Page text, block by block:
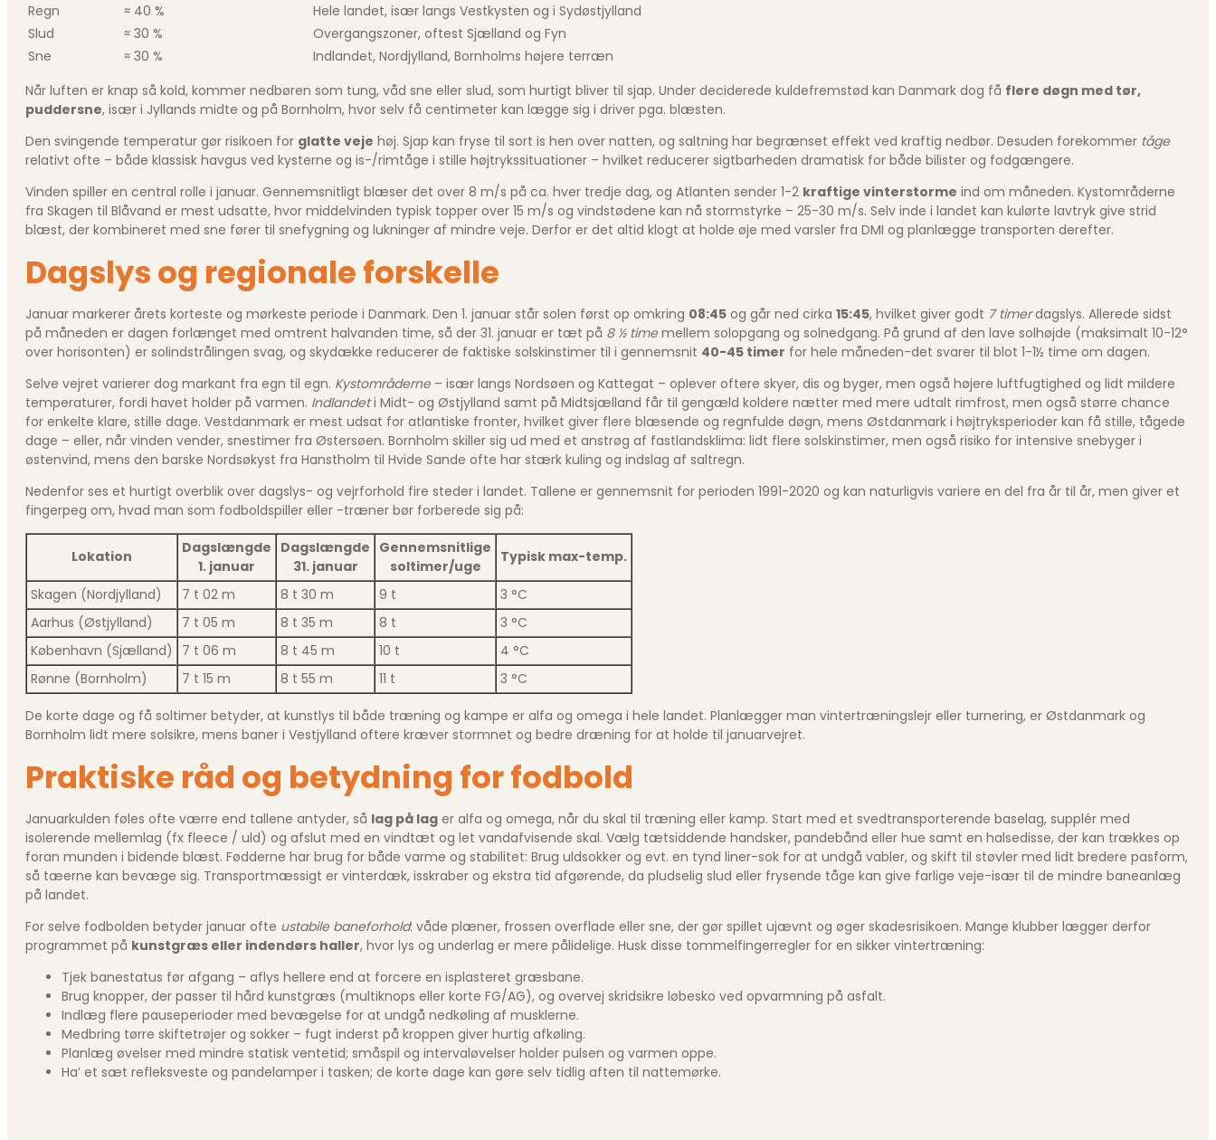
Regn
≈ 40 %
Hele landet, især langs Vestkysten og i Sydøstjylland
Slud
≈ 30 %
Overgangszoner, oftest Sjælland og Fyn
Sne
≈ 30 %
Indlandet, Nordjylland, Bornholms højere terræn
Når luften er knap så kold, kommer nedbøren som tung, våd sne eller slud, som hurtigt bliver til sjap. Under deciderede kuldefremstød kan Danmark dog få flere døgn med tør,
puddersne, især i Jyllands midte og på Bornholm, hvor selv få centimeter kan lægge sig i driver pga. blæsten.
Den svingende temperatur gør risikoen for glatte veje høj. Sjap kan fryse til sort is hen over natten, og saltning har begrænset effekt ved kraftig nedbør. Desuden forekommer tåge
relativt ofte – både klassisk havgus ved kysterne og is-/rimtåge i stille højtrykssituationer – hvilket reducerer sigtbarheden dramatisk for både bilister og fodgængere.
Vinden spiller en central rolle i januar. Gennemsnitligt blæser det over 8 m/s på ca. hver tredje dag, og Atlanten sender 1-2 kraftige vinterstorme ind om måneden. Kystområderne
fra Skagen til Blåvand er mest udsatte, hvor middelvinden typisk topper over 15 m/s og vindstødene kan nå stormstyrke – 25-30 m/s. Selv inde i landet kan kulørte lavtryk give strid
blæst, der kombineret med sne fører til snefygning og lukninger af mindre veje. Derfor er det altid klogt at holde øje med varsler fra DMI og planlægge transporten derefter.
Dagslys og regionale forskelle
Januar markerer årets korteste og mørkeste periode i Danmark. Den 1. januar står solen først op omkring 08:45 og går ned cirka 15:45, hvilket giver godt 7 timerdagslys. Allerede sidst
på måneden er dagen forlænget med omtrent halvanden time, så der 31. januar er tæt på 8 ½ timemellem solopgang og solnedgang. På grund af den lave solhøjde (maksimalt 10-12°
over horisonten) er solindstrålingen svag, og skydække reducerer de faktiske solskinstimer til i gennemsnit 40-45 timer for hele måneden-det svarer til blot 1-1½ time om dagen.
Selve vejret varierer dog markant fra egn til egn. Kystområderne– især langs Nordsøen og Kattegat – oplever oftere skyer, dis og byger, men også højere luftfugtighed og lidt mildere
temperaturer, fordi havet holder på varmen. Indlandeti Midt- og Østjylland samt på Midtsjælland får til gengæld koldere nætter med mere udtalt rimfrost, men også større chance
for enkelte klare, stille dage. Vestdanmark er mest udsat for atlantiske fronter, hvilket giver flere blæsende og regnfulde døgn, mens Østdanmark i højtryksperioder kan få stille, tågede
dage – eller, når vinden vender, snestimer fra Østersøen. Bornholm skiller sig ud med et anstrøg af fastlandsklima: lidt flere solskinstimer, men også risiko for intensive snebyger i
østenvind, mens den barske Nordsøkyst fra Hanstholm til Hvide Sande ofte har stærk kuling og indslag af saltregn.
Nedenfor ses et hurtigt overblik over dagslys- og vejrforhold fire steder i landet. Tallene er gennemsnit for perioden 1991-2020 og kan naturligvis variere en del fra år til år, men giver et
fingerpeg om, hvad man som fodboldspiller eller -træner bør forberede sig på:
Lokation
Dagslængde
1. januar
Dagslængde
31. januar
Gennemsnitlige
soltimer/uge
Typisk max-temp.
Skagen (Nordjylland) 7 t 02 m 8 t 30 m 9 t
3 °C
Aarhus (Østjylland)
7 t 05 m 8 t 35 m 8 t
3 °C
København (Sjælland)
7 t 06 m 8 t 45 m 10 t
4 °C
Rønne (Bornholm)
7 t 15 m 8 t 55 m 11 t 3 °C
De korte dage og få soltimer betyder, at kunstlys til både træning og kampe er alfa og omega i hele landet. Planlægger man vintertræningslejr eller turnering, er Østdanmark og
Bornholm lidt mere solsikre, mens baner i Vestjylland oftere kræver stormnet og bedre dræning for at holde til januarvejret.
Praktiske råd og betydning for fodbold
Januarkulden føles ofte værre end tallene antyder, så lag på lag er alfa og omega, når du skal til træning eller kamp. Start med et svedtransporterende baselag, supplér med
isolerende mellemlag (fx fleece / uld) og afslut med en vindtæt og let vandafvisende skal. Vælg tætsiddende handsker, pandebånd eller hue samt en halsedisse, der kan trækkes op
foran munden i bidende blæst. Fødderne har brug for både varme og stabilitet: Brug uldsokker og evt. en tynd liner-sok for at undgå vabler, og skift til støvler med lidt bredere pasform,
så tæerne kan bevæge sig. Transportmæssigt er vinterdæk, isskraber og ekstra tid afgørende, da pludselig slud eller frysende tåge kan give farlige veje-især til de mindre baneanlæg
på landet.
For selve fodbolden betyder januar ofte ustabile baneforhold: våde plæner, frossen overflade eller sne, der gør spillet ujævnt og øger skadesrisikoen. Mange klubber lægger derfor
programmet på kunstgræs eller indendørs haller, hvor lys og underlag er mere pålidelige. Husk disse tommelfingerregler for en sikker vintertræning:
Tjek banestatus før afgang – aflys hellere end at forcere en isplasteret græsbane.
Brug knopper, der passer til hård kunstgræs (multiknops eller korte FG/AG), og overvej skridsikre løbesko ved opvarmning på asfalt.
Indlæg flere pauseperioder med bevægelse for at undgå nedkøling af musklerne.
Medbring tørre skiftetrøjer og sokker – fugt inderst på kroppen giver hurtig afkøling.
Planlæg øvelser med mindre statisk ventetid; småspil og intervaløvelser holder pulsen og varmen oppe.
Ha’ et sæt refleksveste og pandelamper i tasken; de korte dage kan gøre selv tidlig aften til nattemørke.